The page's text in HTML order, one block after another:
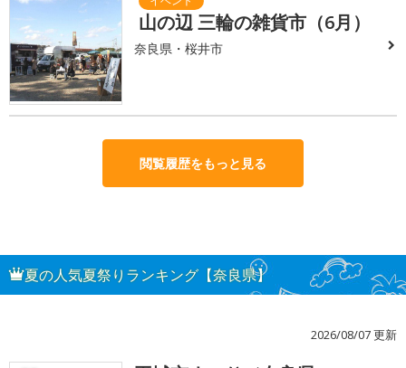
山の辺 三輪の雑貨市（6月）
奈良県・桜井市
閲覧履歴をもっと見る
夏の人気夏祭りランキング【奈良県】
2026/08/07 更新